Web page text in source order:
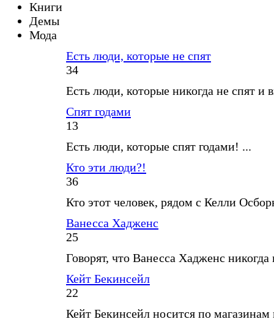
Книги
Демы
Мода
Есть люди, которые не спят
34
Есть люди, которые никогда не спят и
Спят годами
13
Есть люди, которые спят годами! ...
Кто эти люди?!
36
Кто этот человек, рядом с Келли
Ванесса Хадженс
25
Говорят, что Ванесса Хадженс никогда
Кейт Бекинсейл
22
Кейт Бекинсейл носится по